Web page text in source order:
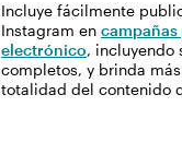
Incluye fácilmente
Instagram en
electrónico, incluyendo
completos, y brinda
totalidad del contenido